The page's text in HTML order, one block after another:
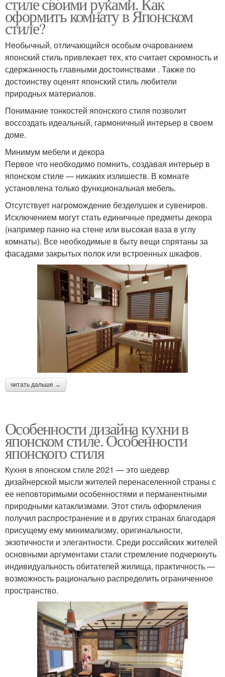
оформить комнату в Японском
стиле?
Необычный, отличающийся особым очарованием
японский стиль привлекает тех, кто считает скромность и
сдержанность главными достоинствами . Также по
достоинству оценят японский стиль любители
природных материалов.
Понимание тонкостей японского стиля позволит
воссоздать идеальный, гармоничный интерьер в своем
доме.
Минимум мебели и декора
Первое что необходимо помнить, создавая интерьер в
японском стиле — никаких излишеств. В комнате
установлена только функциональная мебель.
Отсутствует нагромождение безделушек и сувениров.
Исключением могут стать единичные предметы декора
(например панно на стене или высокая ваза в углу
комнаты). Все необходимые в быту вещи спрятаны за
фасадами закрытых полок или встроенных шкафов.
читать дальше →
Особенности дизайна кухни в
японском стиле. Особенности
японского стиля
Кухня в японском стиле 2021 — это шедевр
дизайнерской мысли жителей перенаселенной страны с
ее неповторимыми особенностями и перманентными
природными катаклизмами. Этот стиль оформления
получил распространение и в других странах благодаря
присущему ему минимализму, оригинальности,
экзотичности и элегантности. Среди российских жителей
основными аргументами стали стремление подчеркнуть
индивидуальность обитателей жилища, практичность —
возможность рационально распределить ограниченное
пространство.